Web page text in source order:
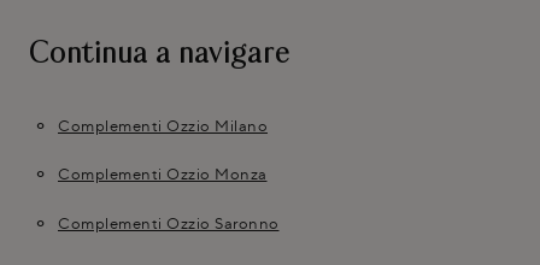
Continua a navigare
Complementi Ozzio Milano
Complementi Ozzio Monza
Complementi Ozzio Saronno